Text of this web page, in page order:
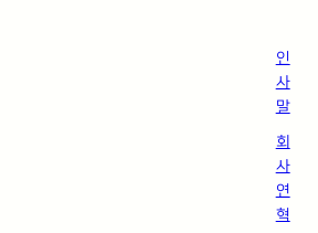
인
사
말
회
사
연
혁